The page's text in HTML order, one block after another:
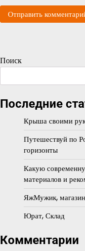
Поиск
Последние
Крыша своими
Путешествуй по
горизонты
Какую
материалов и
ЯжМужик, магазин
Юрат, Склад
Комментарии